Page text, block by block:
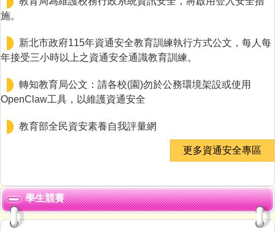
施。
新北市政府115年資通安全教育訓練執行方式公文，每人每
年接受三小時以上之資通安全通識教育訓練。
轉知教育局公文：請各校(園)勿於公務環境架設或使用
OpenClaw工具，以維護資通安全
教育部全民資安素養自我評量網
更多資通安全專區
學生競賽